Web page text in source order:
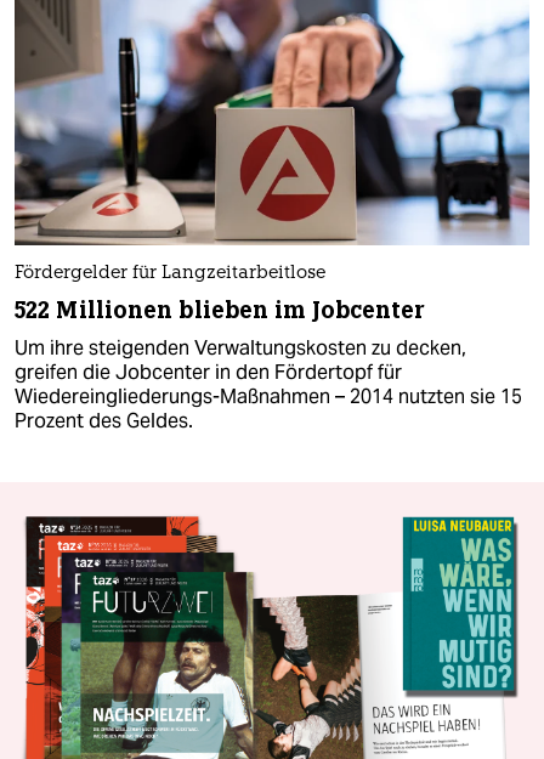
Fördergelder für Langzeitarbeitlose
522 Millionen blieben im Jobcenter
Um ihre steigenden Verwaltungskosten zu decken,
greifen die Jobcenter in den Fördertopf für
Wiedereingliederungs-Maßnahmen – 2014 nutzten sie 15
Prozent des Geldes.